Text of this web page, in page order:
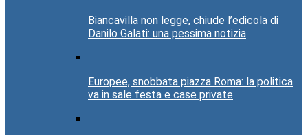
Biancavilla non legge, chiude l’edicola di
Danilo Galati: una pessima notizia
Europee, snobbata piazza Roma: la politica
va in sale festa e case private